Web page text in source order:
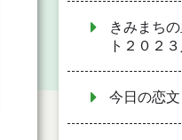
きみまち
ト２０２
今日の恋文